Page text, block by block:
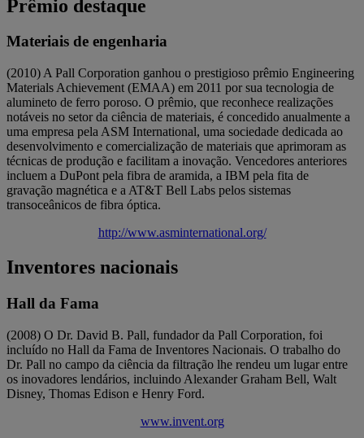
Prêmio destaque
Materiais de engenharia
(2010) A Pall Corporation ganhou o prestigioso prêmio Engineering
Materials Achievement (EMAA) em 2011 por sua tecnologia de
alumineto de ferro poroso. O prêmio, que reconhece realizações
notáveis no setor da ciência de materiais, é concedido anualmente a
uma empresa pela ASM International, uma sociedade dedicada ao
desenvolvimento e comercialização de materiais que aprimoram as
técnicas de produção e facilitam a inovação. Vencedores anteriores
incluem a DuPont pela fibra de aramida, a IBM pela fita de
gravação magnética e a AT&T Bell Labs pelos sistemas
transoceânicos de fibra óptica.
http://www.asminternational.org/
Inventores nacionais
Hall da Fama
(2008) O Dr. David B. Pall, fundador da Pall Corporation, foi
incluído no Hall da Fama de Inventores Nacionais. O trabalho do
Dr. Pall no campo da ciência da filtração lhe rendeu um lugar entre
os inovadores lendários, incluindo Alexander Graham Bell, Walt
Disney, Thomas Edison e Henry Ford.
www.invent.org